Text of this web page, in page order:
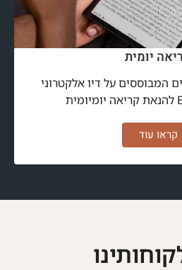
יומית
המבוססים על דיו אלקטרוני
קראו עוד